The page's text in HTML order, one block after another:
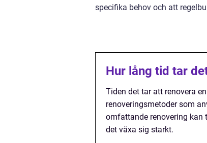
specifika behov och att
Hur lång tid tar
Tiden det tar att renovera
renoveringsmetoder som
omfattande renovering kan
det växa sig starkt.